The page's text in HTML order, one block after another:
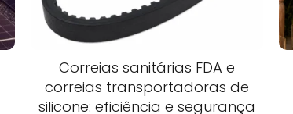
Correias sanitárias FDA e
correias transportadoras de
silicone: eficiência e segurança